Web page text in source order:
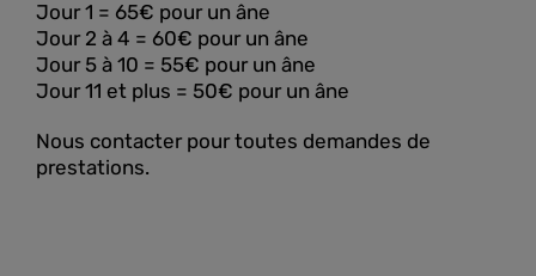
Jour 1 = 65€ pour un âne
Jour 2 à 4 = 60€ pour un âne
Jour 5 à 10 = 55€ pour un âne
Jour 11 et plus = 50€ pour un âne
Nous contacter pour toutes demandes de
prestations.